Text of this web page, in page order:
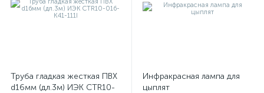
Труба гладкая жесткая ПВХ
d16мм (дл.3м) ИЭК CTR10-
Инфракрасная лампа для
цыплят